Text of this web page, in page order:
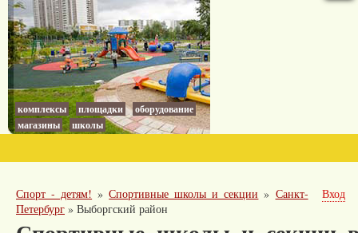
комплексы площадки
оборудование
магазины
школы
Спорт - детям! »Спортивные школы и секции » Санкт-
Петербург » Выборгский район
Вход